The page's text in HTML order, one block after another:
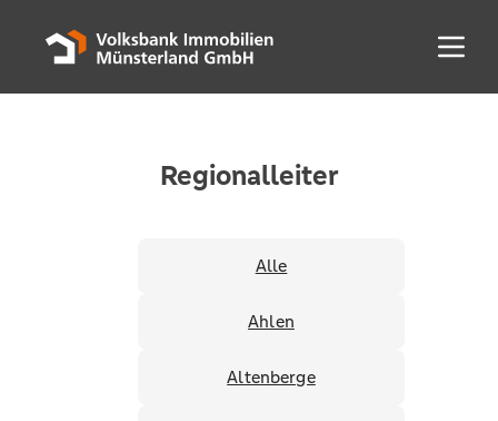
Menü
Regionalleiter
Alle
Ahlen
Altenberge